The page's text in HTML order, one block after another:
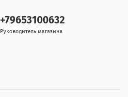
+79653100632
Руководитель магазина